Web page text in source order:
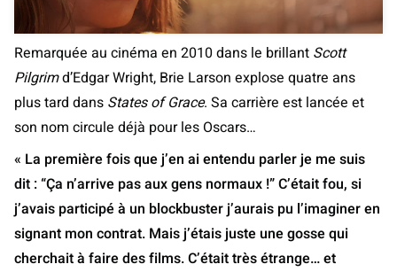
Remarquée au cinéma en 2010 dans le brillant Scott
Pilgrimd’Edgar Wright, Brie Larson explose quatre ans
plus tard dans States of Grace. Sa carrière est lancée et
son nom circule déjà pour les Oscars…
« La première fois que j’en ai entendu parler je me suis
dit : “Ça n’arrive pas aux gens normaux !” C’était fou, si
j’avais participé à un blockbuster j’aurais pu l’imaginer en
signant mon contrat. Mais j’étais juste une gosse qui
cherchait à faire des films. C’était très étrange… et